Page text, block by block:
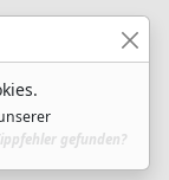
gefunden?